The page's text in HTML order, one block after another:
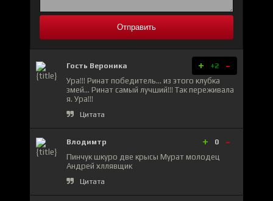
Отправить
Гость Вероника + +2 -
Ура!!! Ринат победитель... из этого клубка
змей... Ринат самый лучший!!! Так переживала
я. Ура!!!
Цитата
Влодимтр + 0 -
Пинчук шкуро две крысы Мурат молодец
Андрей хллявщик
Цитата